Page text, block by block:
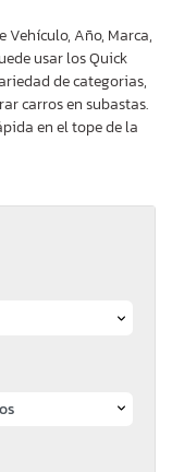
Vehículo, Año, Marca,
usar los Quick
de categorias,
carros en subastas.
en el tope de la